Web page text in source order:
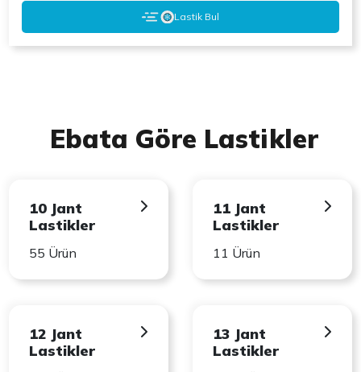
Lastik Bul
Ebata Göre Lastikler
10 Jant
Lastikler
55 Ürün
11 Jant
Lastikler
11 Ürün
12 Jant
Lastikler
13 Jant
Lastikler